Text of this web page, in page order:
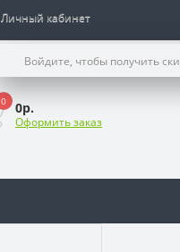
Личный кабинет
Войдите, чтобы получить
0 0р.
Оформить заказ